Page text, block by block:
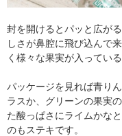
封を開けるとパッと広が
しさが鼻腔に飛び込んで
く様々な果実が入っている
パッケージを見れば青り
ラスか、グリーンの果実
た酸っぱさにライムかな
のもステキです。